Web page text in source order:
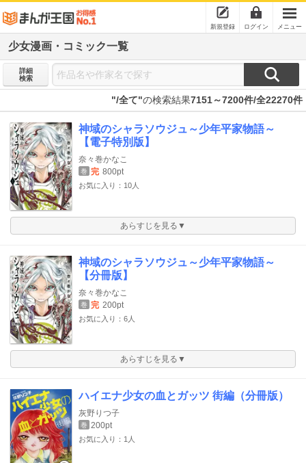
新規登録 ログイン メニュー
少女漫画・コミック一覧
詳細
検索
"/全て"の検索結果7151～7200件/全22270件
神域のシャラソウジュ～少年平家物語～
【電子特別版】
奈々巻かなこ
巻 完 800pt
お気に入り：10人
あらすじを見る▼
神域のシャラソウジュ～少年平家物語～
【分冊版】
奈々巻かなこ
巻 完 200pt
お気に入り：6人
あらすじを見る▼
ハイエナ少女の血とガッツ 街編（分冊版）
灰野りつ子
巻 200pt
お気に入り：1人